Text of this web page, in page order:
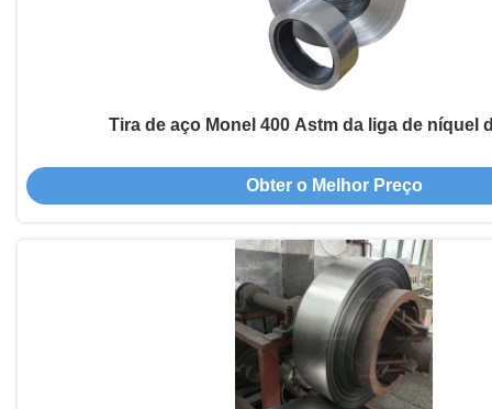
Tira de aço Monel 400 Astm da liga de níquel
Obter o Melhor Preço